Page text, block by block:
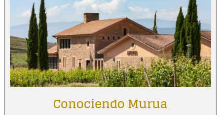
Conociendo Murua